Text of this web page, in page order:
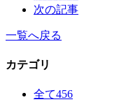
次の記事
一覧へ戻る
カテゴリ
全て456